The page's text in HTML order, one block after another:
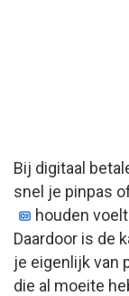
Bij digitaal
snel je pinpas
houden
Daardoor is de
je eigenlijk van
die al moeite